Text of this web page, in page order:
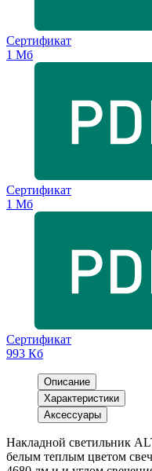
Сертификат
1 Мб
Сертификат
1 Мб
Сертификат
993 Кб
Описание
Характеристики
Аксессуары
Накладной светильник
белым теплым цветом